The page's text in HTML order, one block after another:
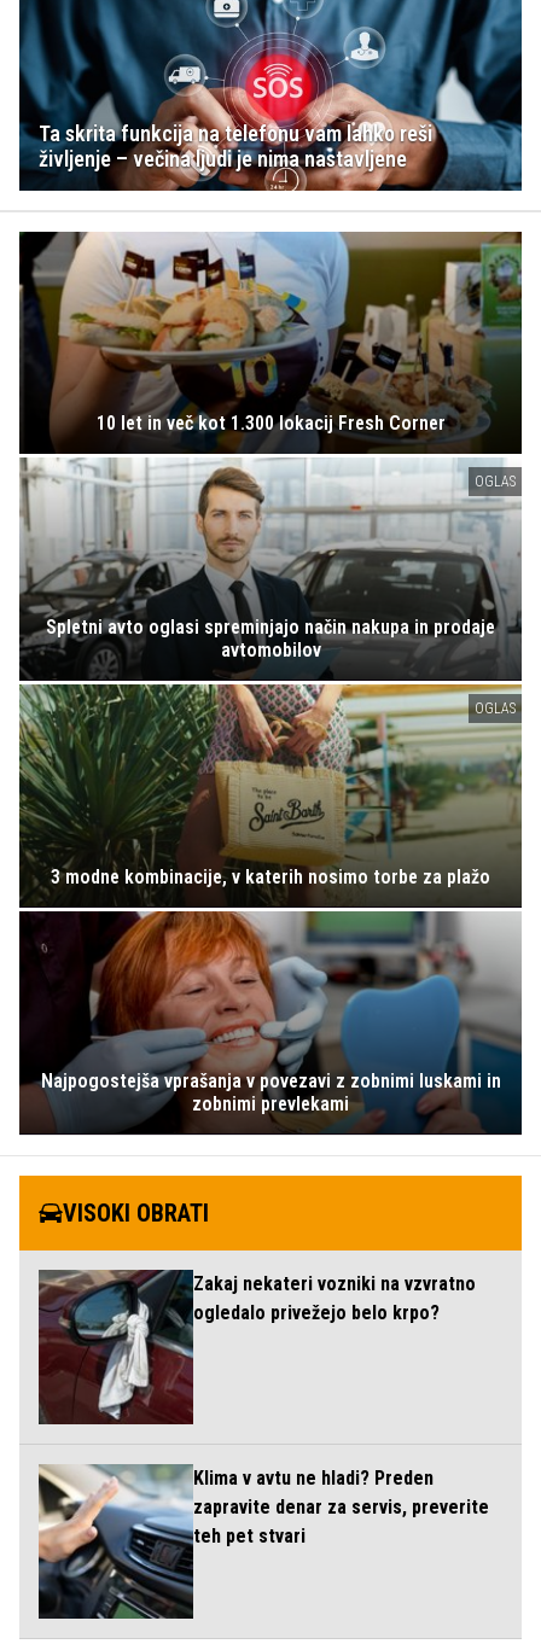
Ta skrita funkcija na telefonu vam lahko reši
življenje – večina ljudi je nima nastavljene
10 let in več kot 1.300 lokacij Fresh Corner
OGLAS
Spletni avto oglasi spreminjajo način nakupa in prodaje
avtomobilov
OGLAS
3 modne kombinacije, v katerih nosimo torbe za plažo
Najpogostejša vprašanja v povezavi z zobnimi luskami in
zobnimi prevlekami
VISOKI OBRATI
Zakaj nekateri vozniki na vzvratno
ogledalo privežejo belo krpo?
Klima v avtu ne hladi? Preden
zapravite denar za servis, preverite
teh pet stvari